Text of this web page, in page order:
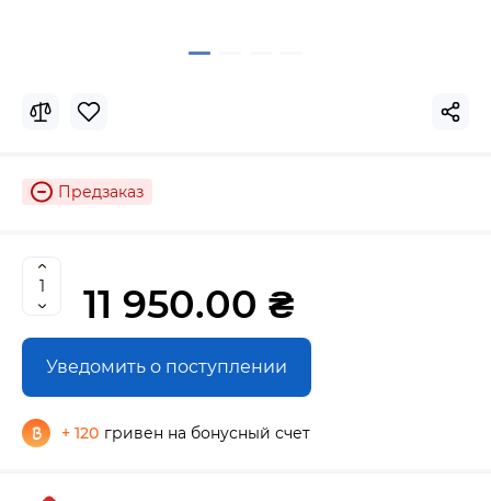
Предзаказ
11 950.00 ₴
Уведомить о поступлении
+ 120 гривен на бонусный счет